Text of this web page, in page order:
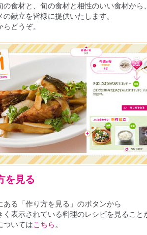
の食材と、旬の食材と相性のいい食材から
の献立を皆様に提供いたします。
らどうぞ。
を見る
ある「作り方を見る」のボタンから
く表示されている料理のレシピを見ること
ついてはこちら 。